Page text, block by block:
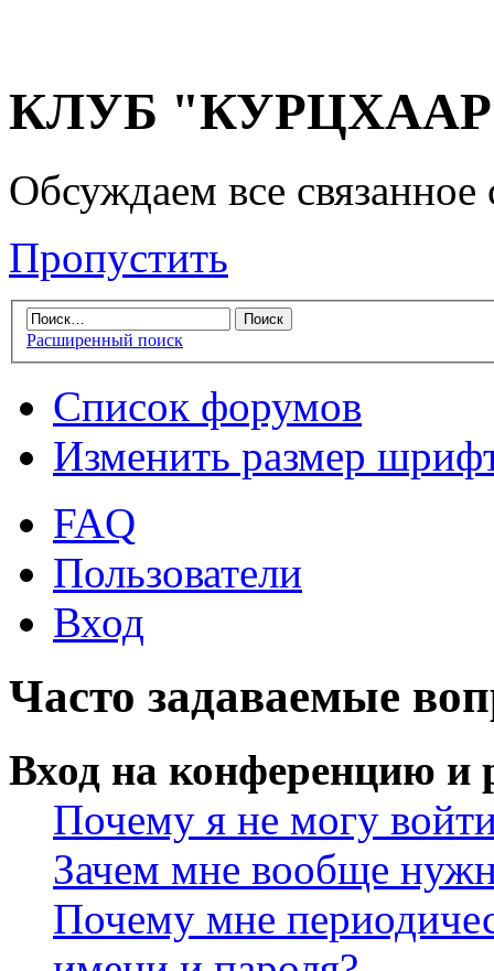
КЛУБ "КУРЦХААР"
Обсуждаем все
Пропустить
Расширенный поиск
Список форумов
Изменить размер
FAQ
Пользователи
Вход
Часто задаваемые
Вход на конференцию и
Почему я не могу
Зачем мне вообще
Почему мне